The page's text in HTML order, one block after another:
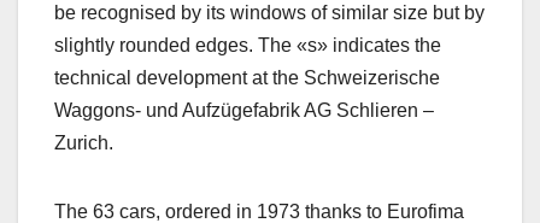
be recognised by its windows of similar size but by
slightly rounded edges. The «s» indicates the
technical development at the Schweizerische
Waggons- und Aufzügefabrik AG Schlieren –
Zurich.
The 63 cars, ordered in 1973 thanks to Eurofima